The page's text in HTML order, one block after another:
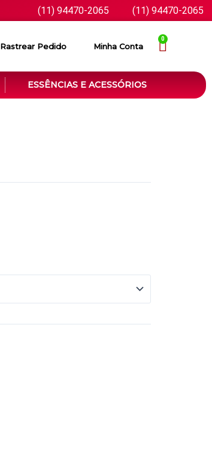
(11) 94470-2065 (11) 94470-2065
Rastrear Pedido Minha Conta
0
ESSÊNCIAS E ACESSÓRIOS